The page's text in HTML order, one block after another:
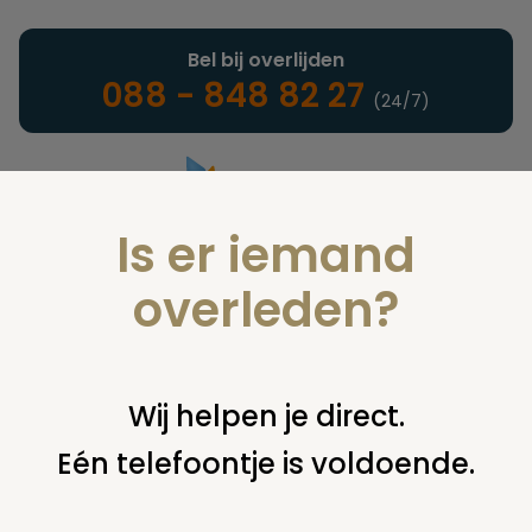
Landelijke uitvaartonderneming
Bel bij overlijden
088 - 848 82 27 (24/7)
U bent hier: home juridisch cremeren bijzetten of
grafrechten en plaatsing urn
Is er iemand
overleden?
Wij helpen je direct.
Eén telefoontje is voldoende.